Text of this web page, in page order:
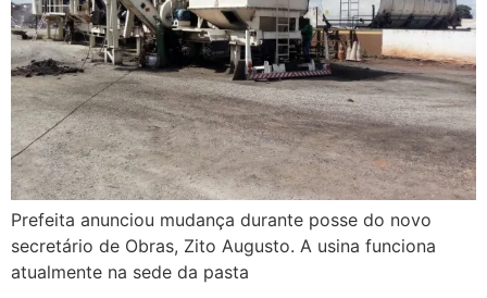
Prefeita anunciou mudança durante posse do novo
secretário de Obras, Zito Augusto. A usina funciona
atualmente na sede da pasta